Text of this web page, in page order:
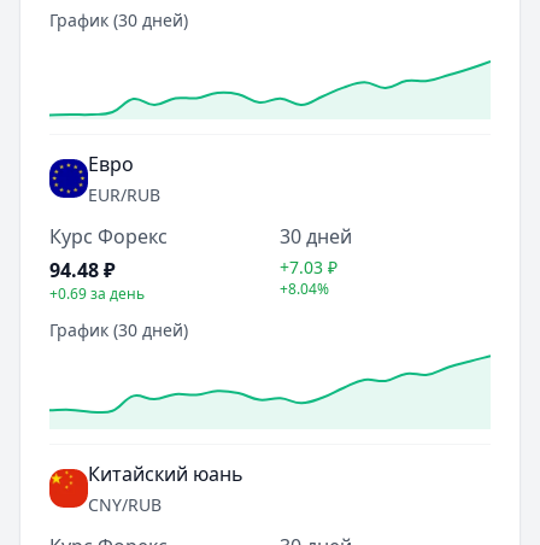
График (30 дней)
Евро
EUR/RUB
Курс Форекс
94.48₽
+0.69за день
30 дней
+7.03 ₽
+8.04%
График (30 дней)
Китайский юань
CNY/RUB